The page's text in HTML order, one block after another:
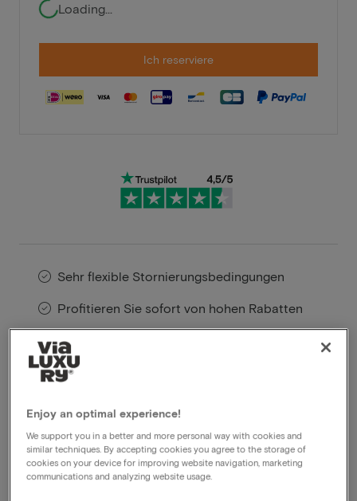
Loading...
Ich reserviere
Sehr flexible Stornierungsbedingungen
Profitieren Sie sofort von hohen Rabatten
Lounge-Mitglieder profitieren von
besonderen Angeboten
Erleben Sie einen entspannten Aufenthalt, bei dem
Komfort, Kulinarik und Entdeckungen im Mittelpunkt
stehen. Sie übernachten im charmanten Boutique
Hotel Annamaes in Lanaken, wunderschön an der
Enjoy an optimal experience!
We support you in a better and more personal way with cookies and
similar techniques. By accepting cookies you agree to the storage of
cookies on your device for improving website navigation, marketing
communications and analyzing website usage.